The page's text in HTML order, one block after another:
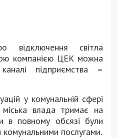
відключення світла
компанією ЦЕК можна
підприємства –
у комунальній сфері
влада тримає на
в повному обсязі були
послугами.